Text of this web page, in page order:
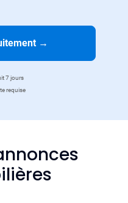
→
7 jours
requise